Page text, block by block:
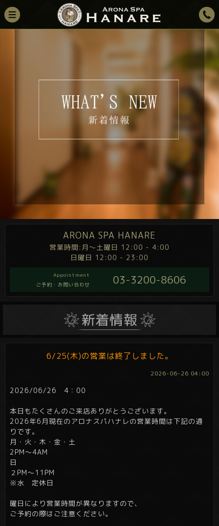
ARONA SPA HANARE
営業時間:月～土曜日 12:00 - 4:00
日曜日 12:00 - 23:00
Appointment
ご予約・お問い合わせ
03-3200-8606
6/25(木)の営業は終了しました。
2026-06-26 04:00
2026/06/26 4：00
本日もたくさんのご来店ありがとうございます。
2026年6月現在のアロナスパハナレの営業時間は下記の通
りです。
月・火・木・金・土
2PM～4AM
日
２PM～11PM
※水 定休日
曜日により営業時間が異なりますので、
ご予約の際はご注意ください。